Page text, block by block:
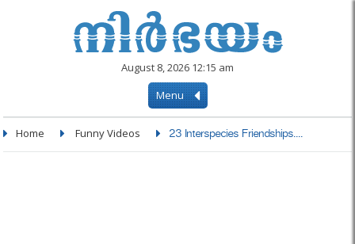
August 8, 2026 12:15 am
Menu
Home Funny Videos 23 Interspecies Friendships....